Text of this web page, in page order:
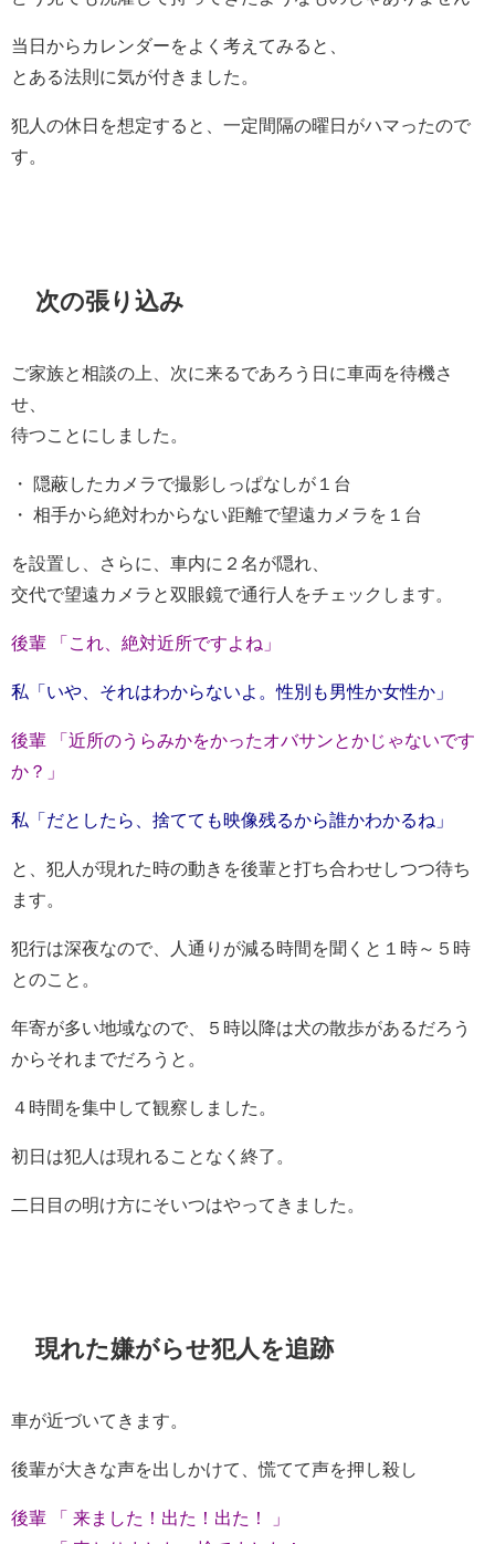
当日からカレンダーをよく考えてみると、
とある法則に気が付きました。
犯人の休日を想定すると、一定間隔の曜日がハマったので
す。
次の張り込み
ご家族と相談の上、次に来るであろう日に車両を待機さ
せ、
待つことにしました。
・ 隠蔽したカメラで撮影しっぱなしが１台
・ 相手から絶対わからない距離で望遠カメラを１台
を設置し、さらに、車内に２名が隠れ、
交代で望遠カメラと双眼鏡で通行人をチェックします。
後輩 「これ、絶対近所ですよね」
私「いや、それはわからないよ。性別も男性か女性か」
後輩 「近所のうらみかをかったオバサンとかじゃないです
か？」
私「だとしたら、捨てても映像残るから誰かわかるね」
と、犯人が現れた時の動きを後輩と打ち合わせしつつ待ち
ます。
犯行は深夜なので、人通りが減る時間を聞くと１時～５時
とのこと。
年寄が多い地域なので、５時以降は犬の散歩があるだろう
からそれまでだろうと。
４時間を集中して観察しました。
初日は犯人は現れることなく終了。
二日目の明け方にそいつはやってきました。
現れた嫌がらせ犯人を追跡
車が近づいてきます。
後輩が大きな声を出しかけて、慌てて声を押し殺し
後輩 「 来ました！出た！出た！ 」